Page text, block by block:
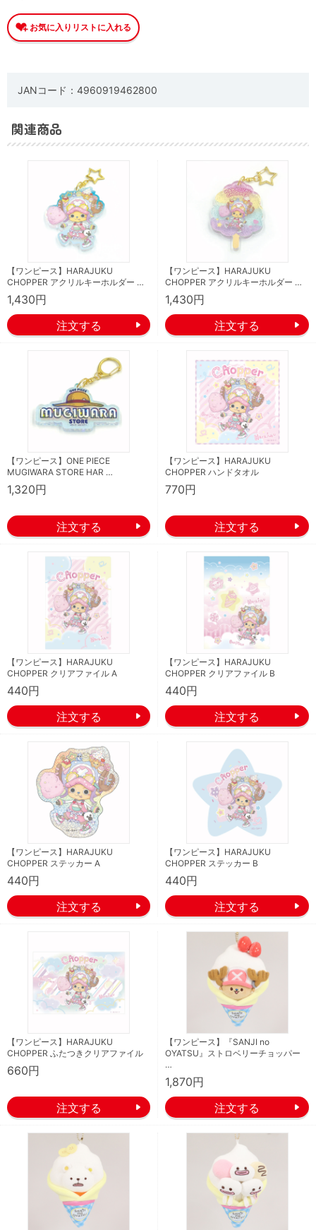
JANコード：4960919462800
関連商品
【ワンピース】HARAJUKU
CHOPPER アクリルキーホルダー …
1,430円
【ワンピース】HARAJUKU
CHOPPER アクリルキーホルダー …
1,430円
【ワンピース】ONE PIECE
MUGIWARA STORE HAR …
1,320円
【ワンピース】HARAJUKU
CHOPPER ハンドタオル
770円
【ワンピース】HARAJUKU
CHOPPER クリアファイル A
440円
【ワンピース】HARAJUKU
CHOPPER クリアファイル B
440円
【ワンピース】HARAJUKU
CHOPPER ステッカー A
440円
【ワンピース】HARAJUKU
CHOPPER ステッカー B
440円
【ワンピース】HARAJUKU
CHOPPER ふたつきクリアファイル
660円
【ワンピース】『SANJI no
OYATSU』ストロベリーチョッパー
…
1,870円